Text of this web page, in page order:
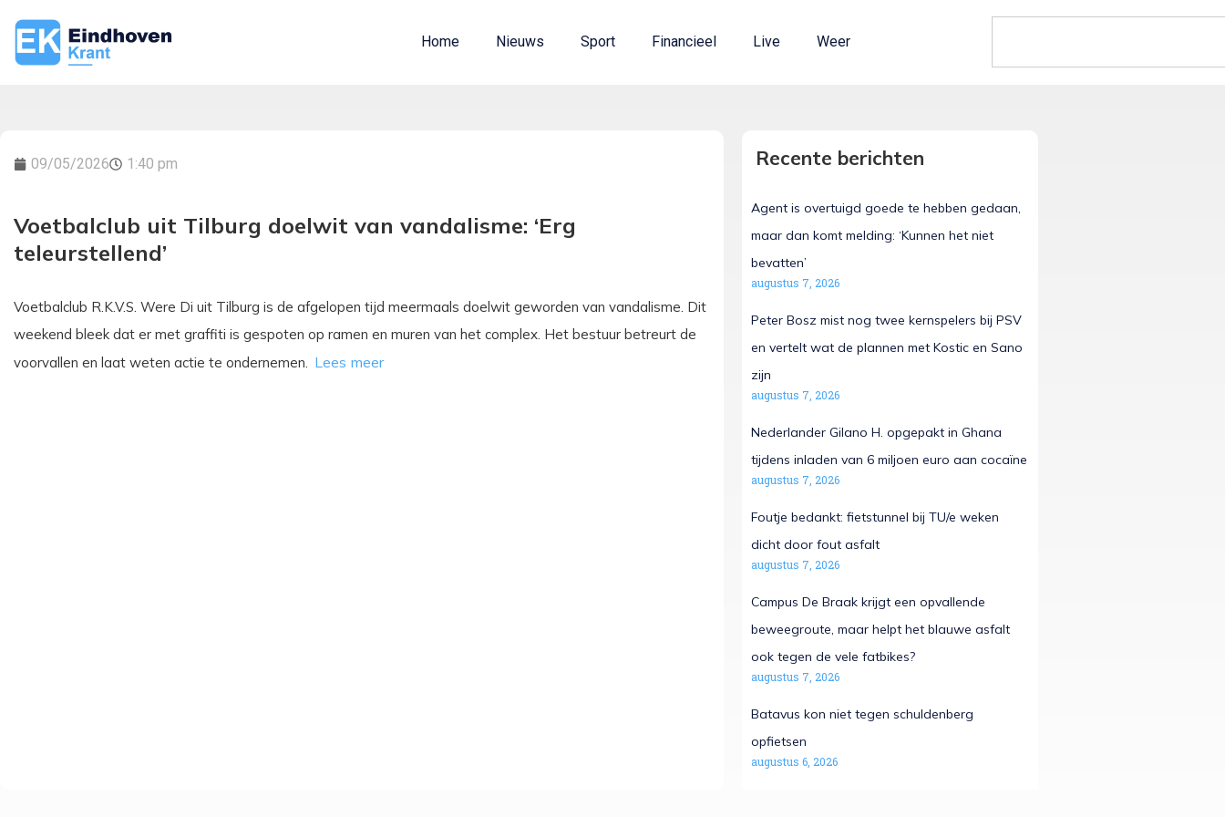
Home Nieuws Sport Financieel Live Weer
09/05/2026 1:40 pm
Voetbalclub uit Tilburg doelwit van vandalisme: ‘Erg
teleurstellend’
Voetbalclub R.K.V.S. Were Di uit Tilburg is de afgelopen tijd meermaals doelwit geworden van vandalisme. Dit
weekend bleek dat er met graffiti is gespoten op ramen en muren van het complex. Het bestuur betreurt de
voorvallen en laat weten actie te ondernemen.
Recente berichten
Agent is overtuigd goede te hebben gedaan,
maar dan komt melding: ‘Kunnen het niet
bevatten’
augustus 7, 2026
Peter Bosz mist nog twee kernspelers bij PSV
en vertelt wat de plannen met Kostic en Sano
zijn
augustus 7, 2026
Nederlander Gilano H. opgepakt in Ghana
tijdens inladen van 6 miljoen euro aan cocaïne
augustus 7, 2026
Foutje bedankt: fietstunnel bij TU/e weken
dicht door fout asfalt
augustus 7, 2026
Campus De Braak krijgt een opvallende
beweegroute, maar helpt het blauwe asfalt
ook tegen de vele fatbikes?
augustus 7, 2026
Batavus kon niet tegen schuldenberg
opfietsen
augustus 6, 2026